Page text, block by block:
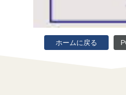
ホームに戻る